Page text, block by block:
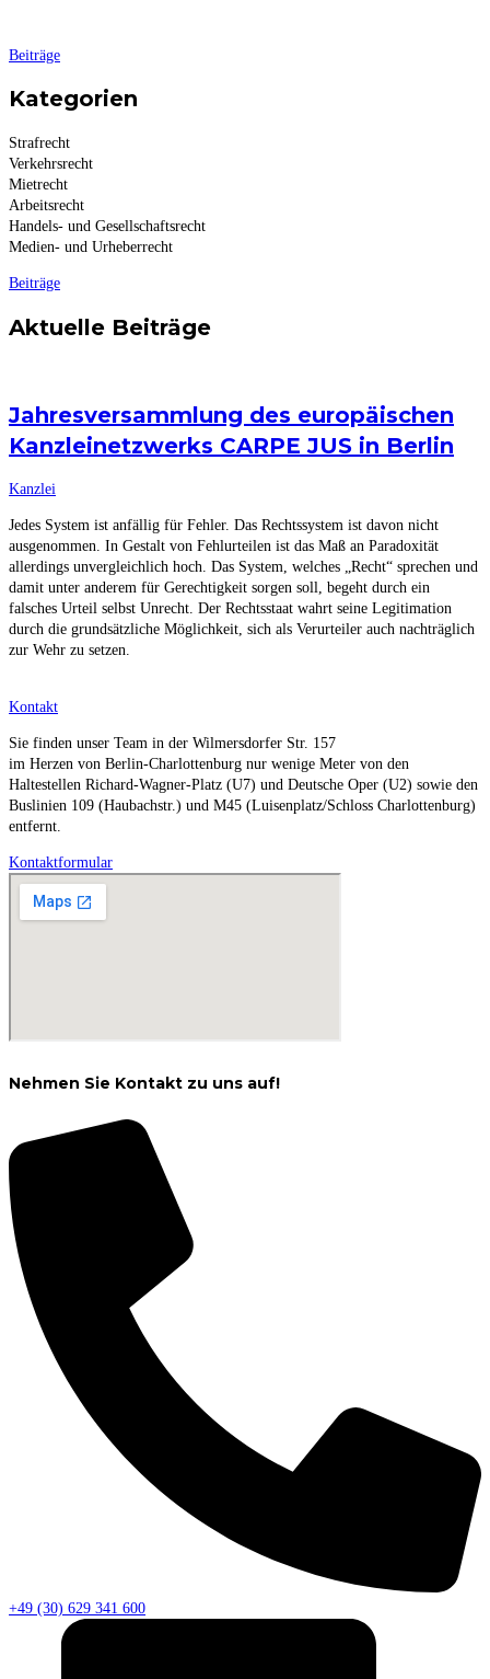
Beiträge
Kategorien
Strafrecht
Verkehrsrecht
Mietrecht
Arbeitsrecht
Handels- und Gesellschaftsrecht
Medien- und Urheberrecht
Beiträge
Aktuelle Beiträge
Jahresversammlung des europäischen
Kanzleinetzwerks CARPE JUS in Berlin
Kanzlei
Jedes System ist anfällig für Fehler. Das Rechtssystem ist davon nicht
ausgenommen. In Gestalt von Fehlurteilen ist das Maß an Paradoxität
allerdings unvergleichlich hoch. Das System, welches „Recht“ sprechen und
damit unter anderem für Gerechtigkeit sorgen soll, begeht durch ein
falsches Urteil selbst Unrecht. Der Rechtsstaat wahrt seine Legitimation
durch die grundsätzliche Möglichkeit, sich als Verurteiler auch nachträglich
zur Wehr zu setzen.
Kontakt
Sie finden unser Team in der Wilmersdorfer Str. 157
im Herzen von Berlin-Charlottenburg nur wenige Meter von den
Haltestellen Richard-Wagner-Platz (U7) und Deutsche Oper (U2) sowie den
Buslinien 109 (Haubachstr.) und M45 (Luisenplatz/Schloss Charlottenburg)
entfernt.
Kontaktformular
Nehmen Sie Kontakt zu uns auf!
+49 (30) 629 341 600